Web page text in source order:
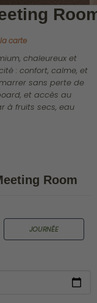
carte
chaleureux et
: confort, calme, et
sans perte de
et accès au
à fruits secs, eau
Room
JOURNÉE